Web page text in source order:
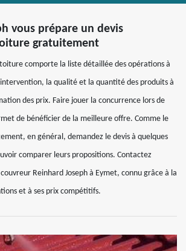
vous prépare un devis
gratuitement
comporte la liste détaillée des opérations à
la qualité et la quantité des produits à
des prix. Faire jouer la concurrence lors de
de bénéficier de la meilleure offre. Comme le
en général, demandez le devis à quelques
comparer leurs propositions. Contactez
Reinhard Joseph à Eymet, connu grâce à la
et à ses prix compétitifs.